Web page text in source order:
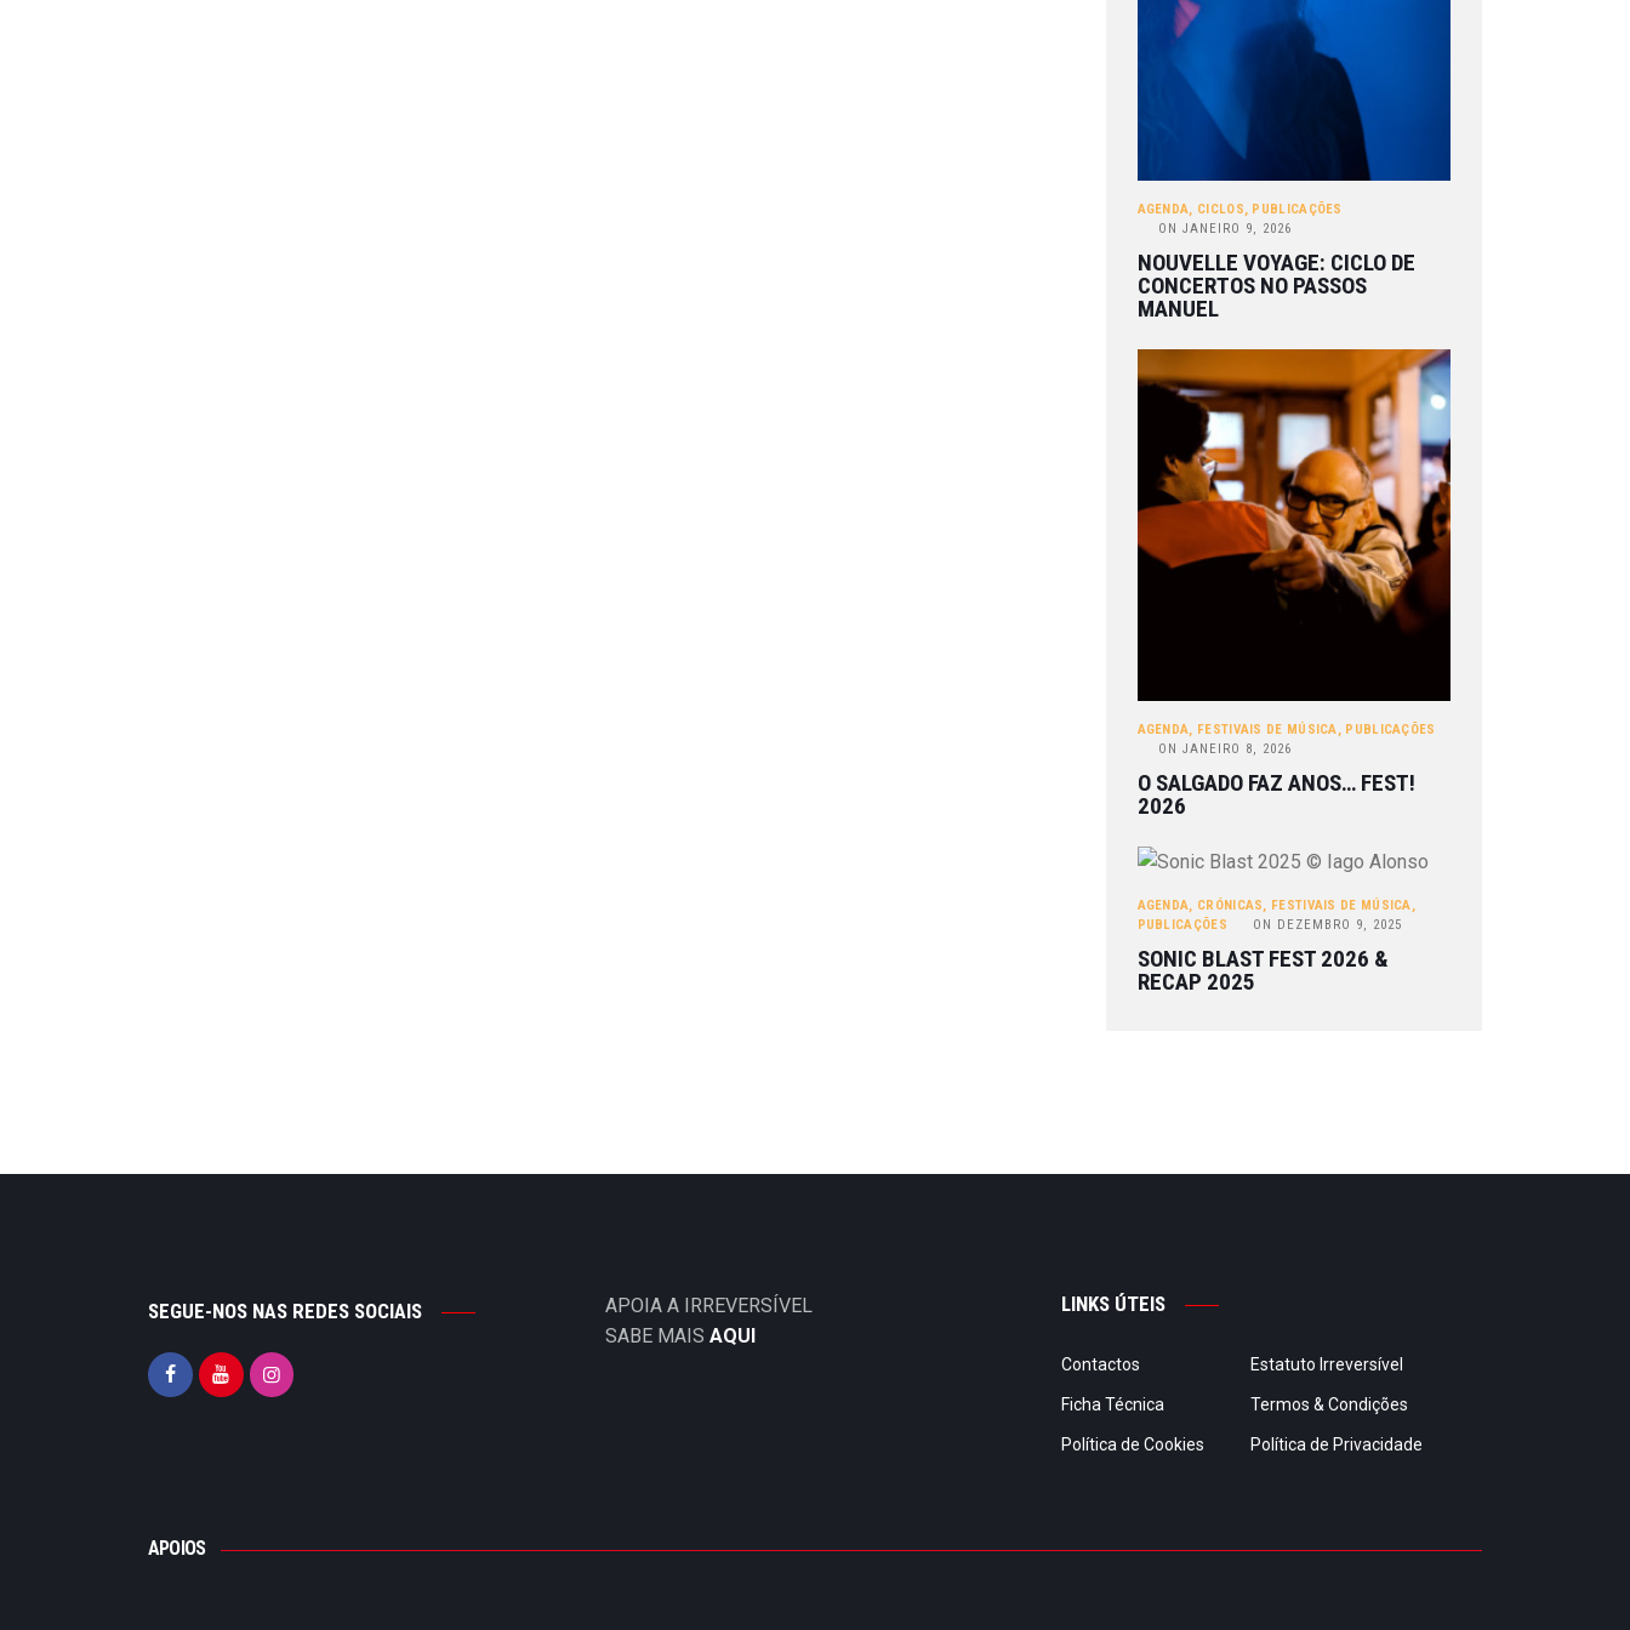
AGENDA, CICLOS, PUBLICAÇÕES
ON JANEIRO 9, 2026
NOUVELLE VOYAGE: CICLO DE
CONCERTOS NO PASSOS
MANUEL
AGENDA, FESTIVAIS DE MÚSICA, PUBLICAÇÕES
ON JANEIRO 8, 2026
O SALGADO FAZ ANOS… FEST!
2026
AGENDA, CRÓNICAS, FESTIVAIS DE MÚSICA,
PUBLICAÇÕES
ON DEZEMBRO 9, 2025
SONIC BLAST FEST 2026 &
RECAP 2025
SEGUE-NOS NAS REDES SOCIAIS
APOIA A IRREVERSÍVEL
SABE MAIS AQUI
LINKS ÚTEIS
Contactos Estatuto Irreversível
Ficha Técnica Termos & Condições
Política de Cookies Política de Privacidade
APOIOS